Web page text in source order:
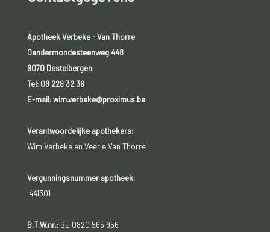
Apotheek Verbeke - Van Thorre
Dendermondesteenweg 448
9070 Destelbergen
Tel: 09 228 32 36
E-mail: wim.verbeke@proximus.be
Verantwoordelijke apothekers:
Wim Verbeke en Veerle Van Thorre
Vergunningsnummer apotheek:
441301
B.T.W.nr.:BE 0820 565 956